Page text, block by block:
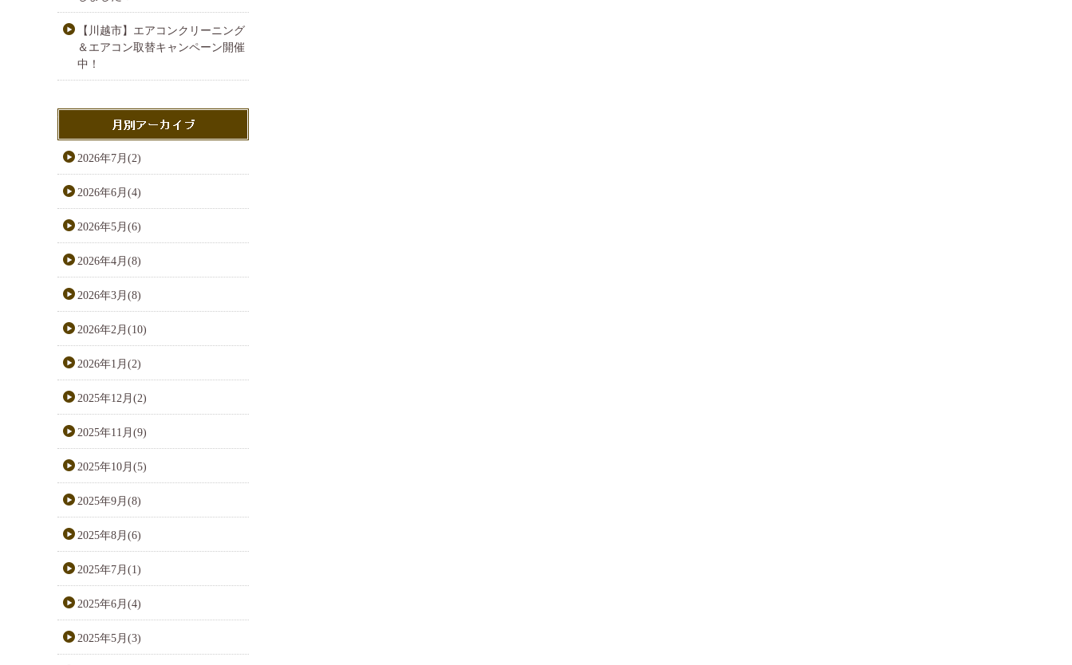
【川越市】エアコンクリーニング
＆エアコン取替キャンペーン開催
中！
2026年7月(2)
2026年6月(4)
2026年5月(6)
2026年4月(8)
2026年3月(8)
2026年2月(10)
2026年1月(2)
2025年12月(2)
2025年11月(9)
2025年10月(5)
2025年9月(8)
2025年8月(6)
2025年7月(1)
2025年6月(4)
2025年5月(3)